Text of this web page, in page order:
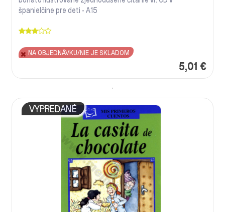
španielčine pre deti - A15
5,01 €
NA OBJEDNÁVKU/NIE JE SKLADOM
VYPREDANÉ